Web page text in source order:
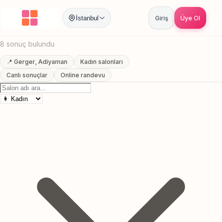
İstanbul Giriş Üye Ol
Anasayfa / Adiyaman / /
Gerger, Adiyaman Gelin Saci
8 sonuç bulundu
📍 Gerger, Adiyaman
Kadın salonları
Canlı sonuçlar
Online randevu